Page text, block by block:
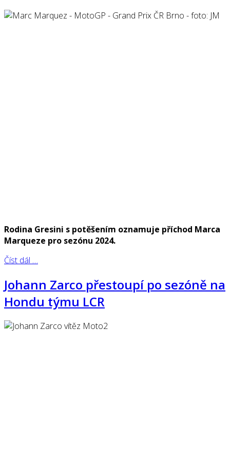
Rodina Gresini s potěšením oznamuje příchod Marca
Marqueze pro sezónu 2024.
Číst dál …
Johann Zarco přestoupí po sezóně na
Hondu týmu LCR